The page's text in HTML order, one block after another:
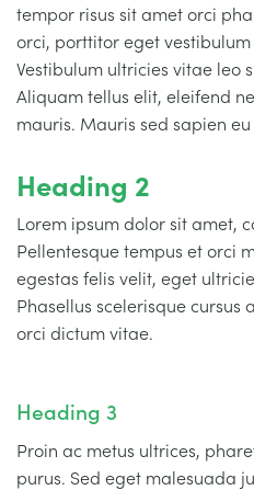
tempor risus sit amet orci
orci, porttitor eget
Vestibulum ultricies vitae leo
Aliquam tellus elit, eleifend
mauris. Mauris sed sapien
Heading 2
Lorem ipsum dolor sit amet,
Pellentesque tempus et orci
egestas felis velit, eget
Phasellus scelerisque
orci dictum vitae.
Heading 3
Proin ac metus ultrices,
purus. Sed eget malesuada